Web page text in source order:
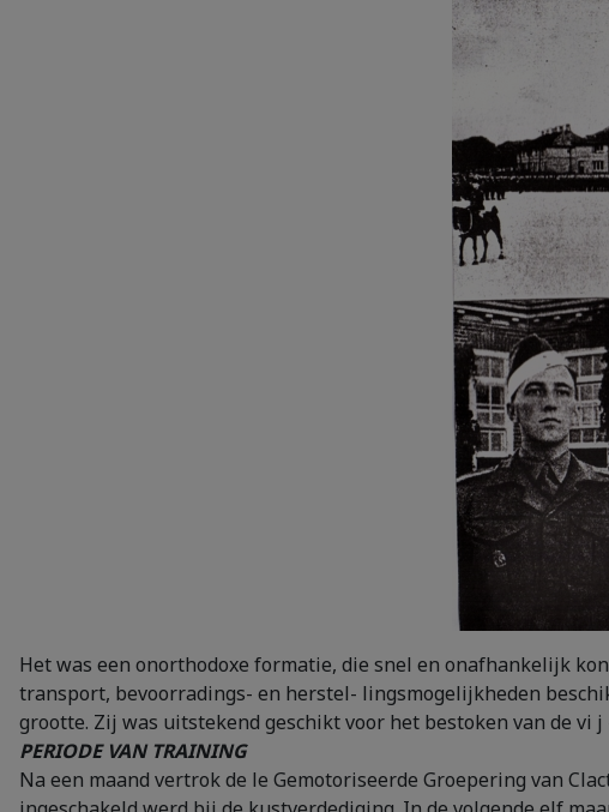
Het was een onorthodoxe formatie, die snel en onafhankelijk
transport, bevoorradings- en herstel- lingsmogelijkheden
grootte. Zij was uitstekend geschikt voor het bestoken van de vi
PERIODE VAN TRAINING
Na een maand vertrok de le Gemotoriseerde Groepering van